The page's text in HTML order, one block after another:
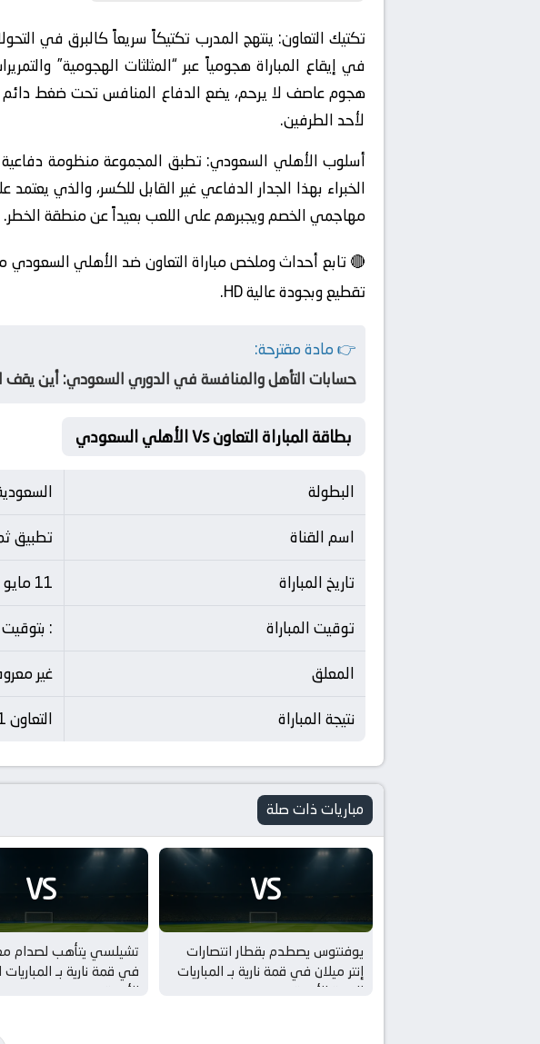
تكتيك التعاون: ينتهج المدرب تكتيكاً سريعاً كالبرق في
في إيقاع المباراة هجومياً عبر “المثلثات الهجومية”
هجوم عاصف لا يرحم، يضع الدفاع المنافس تحت ضغط دائم
لأحد الطرفين.
أسلوب الأهلي السعودي: تطبق المجموعة منظومة دفاعية
الخبراء بهذا الجدار الدفاعي غير القابل للكسر، والذي
مهاجمي الخصم ويجبرهم على اللعب بعيداً عن منطقة الخطر.
🔴 تابع أحداث وملخص مباراة التعاون ضد الأهلي السعودي
تقطيع وبجودة عالية HD.
👉 مادة مقترحة:
حسابات التأهل والمنافسة في الدوري السعودي: أين يقف
بطاقة المباراة التعاون Vs الأهلي السعودي
البطولة
اسم القناة
تطبيق
تاريخ المباراة
11 مايو 2026
توقيت المباراة
:
المعلق
غير
نتيجة المباراة
التعاون 1 - 2 الأهلي السعودي
مباريات ذات صلة
VS
يوفنتوس يصطدم بقطار انتصارات
إنتر ميلان في قمة نارية بـ المباريات
الودية للأندية
VS
تشيلسي يتأهب لصدام
في قمة نارية بـ المباريات
للأندية